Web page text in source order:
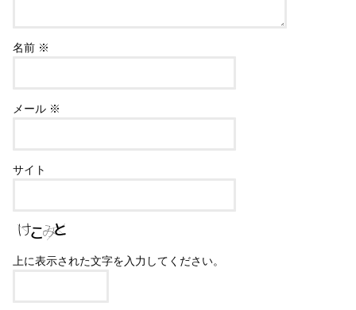
名前 ※
メール ※
サイト
上に表示された文字を入力してください。